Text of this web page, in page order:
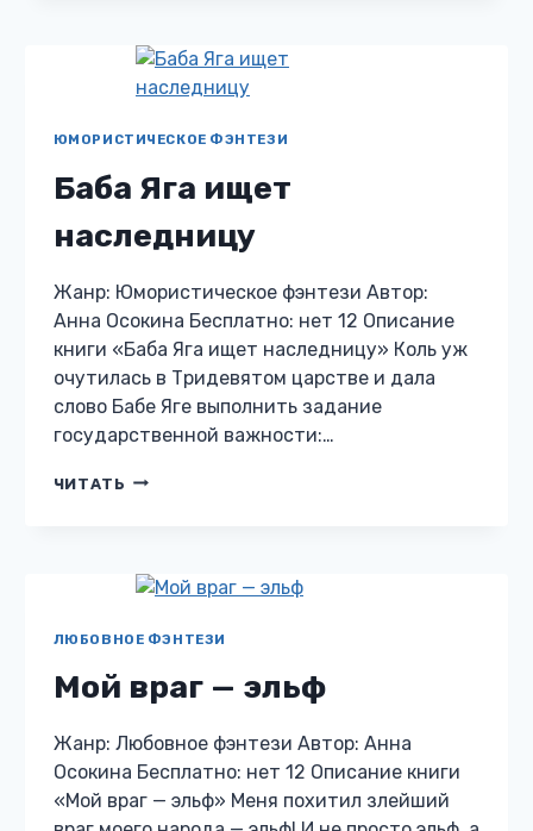
ЮМОРИСТИЧЕСКОЕ ФЭНТЕЗИ
Баба Яга ищет
наследницу
Жанр: Юмористическое фэнтези Автор:
Анна Осокина Бесплатно: нет 12 Описание
книги «Баба Яга ищет наследницу» Коль уж
очутилась в Тридевятом царстве и дала
слово Бабе Яге выполнить задание
государственной важности:…
ЧИТАТЬ БАБА
ЛЮБОВНОЕ ФЭНТЕЗИ
Мой враг — эльф
Жанр: Любовное фэнтези Автор: Анна
Осокина Бесплатно: нет 12 Описание книги
«Мой враг — эльф» Меня похитил злейший